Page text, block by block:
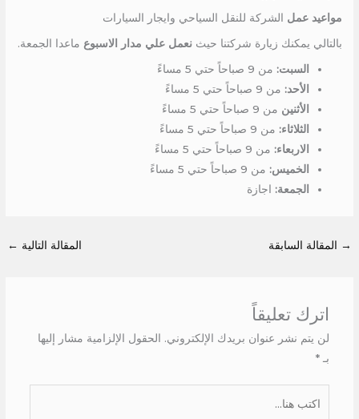
مواعيد عمل الشركة للنقل السياحي وايجار السيارات
بالتالي يمكنك زيارة شركتنا حيثنعمل علي مدار الاسبوع ماعدا الجمعة.
السبت: من 9 صباحاً حتي 5 مساءً
الأحد: من 9 صباحاً حتي 5 مساءً
الأثنين من 9 صباحاً حتي 5 مساءً
الثلاثاء: من 9 صباحاً حتي 5 مساءً
الاربعاء: من 9 صباحاً حتي 5 مساءً
الخميس: من 9 صباحاً حتي 5 مساءً
الجمعة: اجازة
→ المقالة السابقة المقالة التالية ←
اترك تعليقاً
لن يتم نشر عنوان بريدك الإلكتروني. الحقول الإلزامية مشار إليها
بـ *